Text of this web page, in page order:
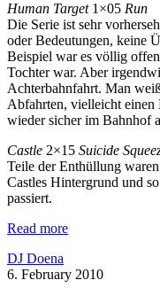
Human Target1×05 Run
Die Serie ist sehr
oder Bedeutungen, keine
Beispiel war es völlig
Tochter war. Aber
Achterbahnfahrt. Man
Abfahrten, vielleicht einen
wieder sicher im Bahnhof
Castle 2×15 Suicide
Teile der Enthüllung
Castles Hintergrund und
passiert.
Read more
DJ Doena
6. February 2010